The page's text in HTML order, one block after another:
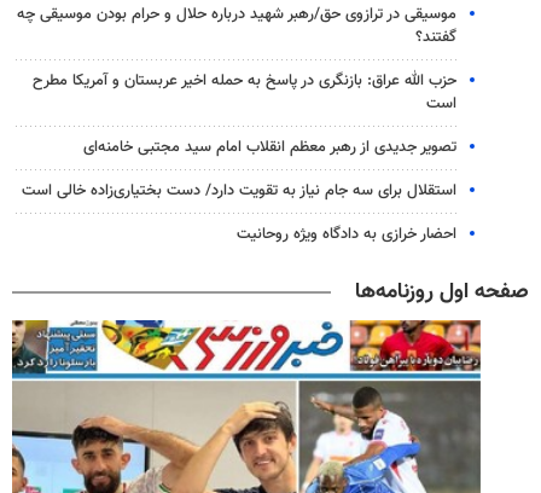
موسیقی در ترازوی حق/رهبر شهید درباره حلال و حرام بودن موسیقی چه
گفتند؟
حزب الله عراق: بازنگری در پاسخ به حمله اخیر عربستان و آمریکا مطرح
است
تصویر جدیدی از رهبر معظم انقلاب امام سید مجتبی خامنه‌ای
استقلال برای سه جام نیاز به تقویت دارد/ دست بختیاری‌زاده خالی است
احضار خرازی به دادگاه ویژه روحانیت
صفحه اول روزنامه‌ها